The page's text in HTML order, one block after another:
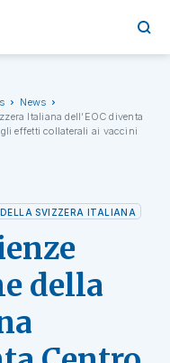
News
Italiana dell’EOC diventa
effetti collaterali ai vaccini
SVIZZERA ITALIANA
della